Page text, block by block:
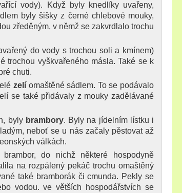
vody). Když byly knedlíky uvařeny,
byly šišky z černé chlebové mouky,
zředěným, v němž se zakvrdlalo trochu
do vody s trochou soli a kmínem)
trochou vyškvařeného másla. Také se k
chuti.
zelí omaštěné sádlem. To se podávalo
se také přidávaly z mouky zadělávané
byly brambory. Byly na jídelním lístku i
neboť se u nás začaly pěstovat až
válkách.
do nichž některé hospodyně
na rozpálený pekáč trochu omaštěný
také bramborák či cmunda. Pekly se
vodou. ve větších hospodářstvích se